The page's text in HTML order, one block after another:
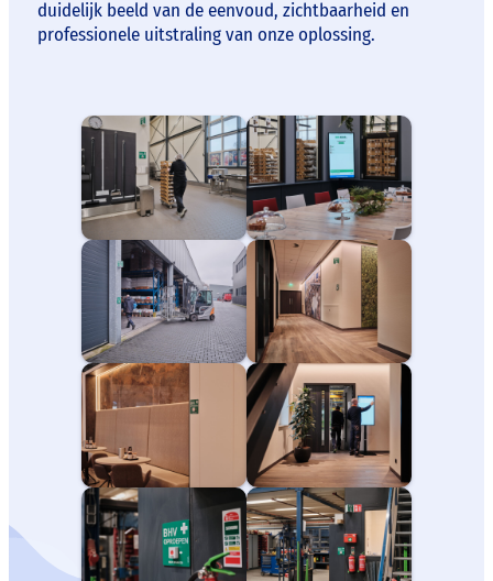
duidelijk beeld van de eenvoud, zichtbaarheid en
professionele uitstraling van onze oplossing.